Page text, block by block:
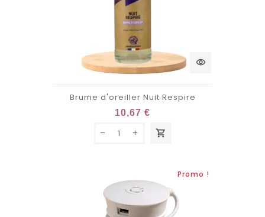
visibility
Brume d'oreiller Nuit Respire
10,67 €
shopping_cart
Promo !